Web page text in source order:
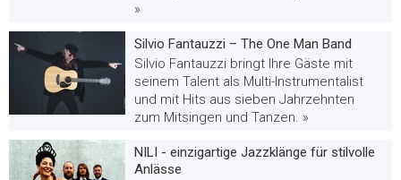
»
Silvio Fantauzzi – The One Man Band
Silvio Fantauzzi bringt Ihre Gäste mit
seinem Talent als Multi-Instrumentalist
und mit Hits aus sieben Jahrzehnten
zum Mitsingen und Tanzen. »
NILI - einzigartige Jazzklänge für stilvolle
Anlässe